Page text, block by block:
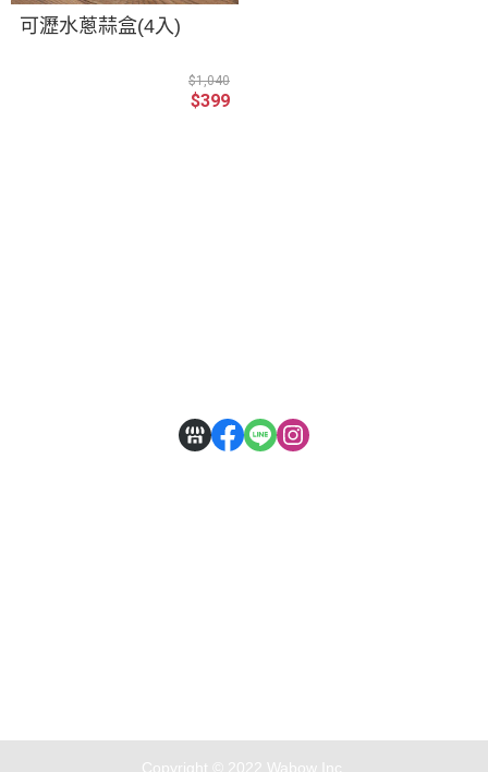
可瀝水蔥蒜盒(4入)
$1,040
$399
Copyright © 2022 Wabow Inc.